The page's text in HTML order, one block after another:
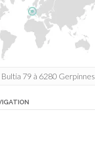
Bultia 79 à 6280 Gerpinnes